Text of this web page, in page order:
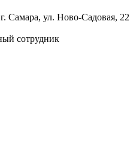
г. Самара, ул. Ново-Садовая,
сотрудник